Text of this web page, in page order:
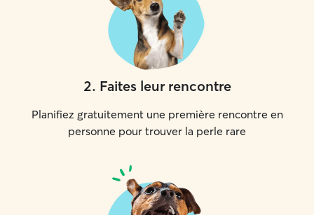
2. Faites leur rencontre
Planifiez gratuitement une première rencontre en
personne pour trouver la perle rare